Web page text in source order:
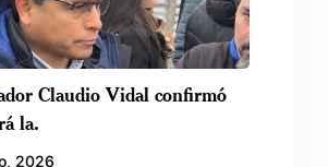
Claudio Vidal confirmó
la.
2026